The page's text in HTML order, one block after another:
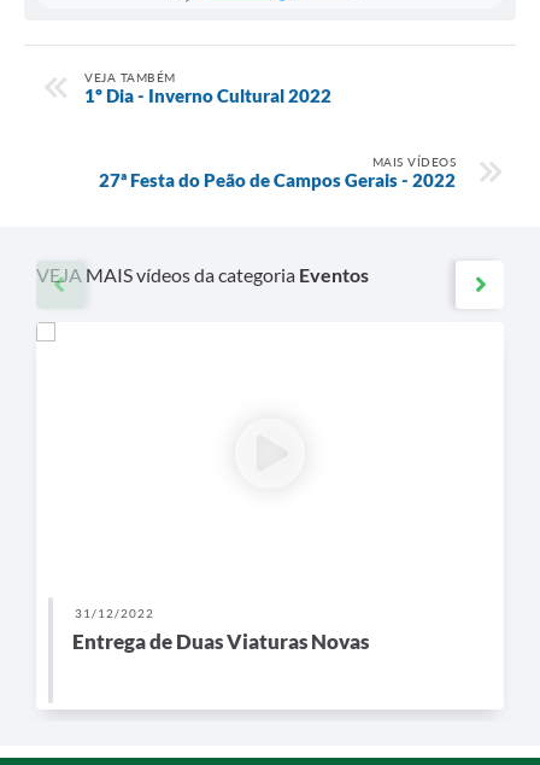
VEJA TAMBÉM
1º Dia - Inverno Cultural 2022
MAIS VÍDEOS
27ª Festa do Peão de Campos Gerais - 2022
VEJA MAIS vídeos da categoria Eventos
31/12/2022
Entrega de Duas Viaturas Novas